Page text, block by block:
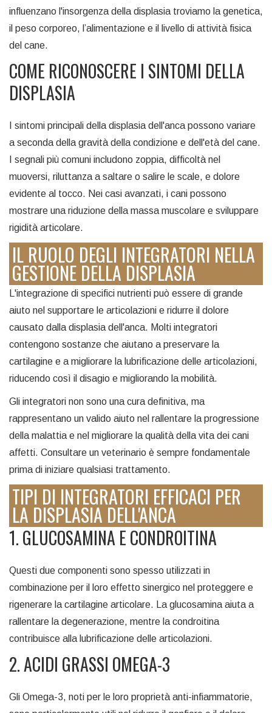
influenzano l'insorgenza della displasia troviamo la genetica,
il peso corporeo, l’alimentazione e il livello di attività fisica
del cane.
COME RICONOSCERE I SINTOMI DELLA
DISPLASIA
I sintomi principali della displasia dell'anca possono variare
a seconda della gravità della condizione e dell'età del cane.
I segnali più comuni includono zoppia, difficoltà nel
muoversi, riluttanza a saltare o salire le scale, e dolore
evidente al tocco. Nei casi avanzati, i cani possono
mostrare una riduzione della massa muscolare e sviluppare
rigidità articolare.
IL RUOLO DEGLI INTEGRATORI NELLA
GESTIONE DELLA DISPLASIA
L'integrazione di specifici nutrienti può essere di grande
aiuto nel supportare le articolazioni e ridurre il dolore
causato dalla displasia dell'anca. Molti integratori
contengono sostanze che aiutano a preservare la
cartilagine e a migliorare la lubrificazione delle articolazioni,
riducendo così il disagio e migliorando la mobilità.
Gli integratori non sono una cura definitiva, ma
rappresentano un valido aiuto nel rallentare la progressione
della malattia e nel migliorare la qualità della vita dei cani
affetti. Consultare un veterinario è sempre fondamentale
prima di iniziare qualsiasi trattamento.
TIPI DI INTEGRATORI EFFICACI PER
LA DISPLASIA DELL'ANCA
1. GLUCOSAMINA E CONDROITINA
Questi due componenti sono spesso utilizzati in
combinazione per il loro effetto sinergico nel proteggere e
rigenerare la cartilagine articolare. La glucosamina aiuta a
rallentare la degenerazione, mentre la condroitina
contribuisce alla lubrificazione delle articolazioni.
2. ACIDI GRASSI OMEGA-3
Gli Omega-3, noti per le loro proprietà anti-infiammatorie,